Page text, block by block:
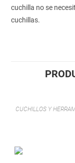
cuchilla no se
cuchillas.
CUCHILLOS Y